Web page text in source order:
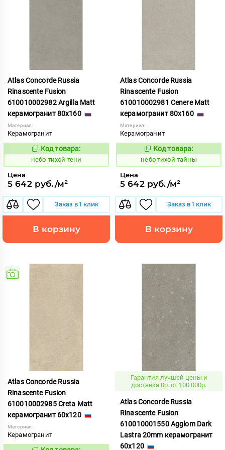
Atlas Concorde Russia
Rinascente Fusion
610010002982 Argilla Matt
керамогранит 80x160
Материал:
Керамогранит
1122103
Код товара:
небо тихой тени
Цена
5 642 руб./м²
Заказ в 1 клик
В корзину
Atlas Concorde Russia
Rinascente Fusion
610010002981 Cenere Matt
керамогранит 80x160
Материал:
Керамогранит
1122101
Код товара:
небо тихой тайны
Цена
5 642 руб./м²
Заказ в 1 клик
В корзину
Atlas Concorde Russia
Rinascente Fusion
610010002985 Creta Matt
керамогранит 60x120
Материал:
Керамогранит
Гарантия лучшей цены и
доставка 0р. от 100 000р.
Atlas Concorde Russia
Rinascente Fusion
610010001550 Agglom Dark
Lastra 20mm керамогранит
60x120